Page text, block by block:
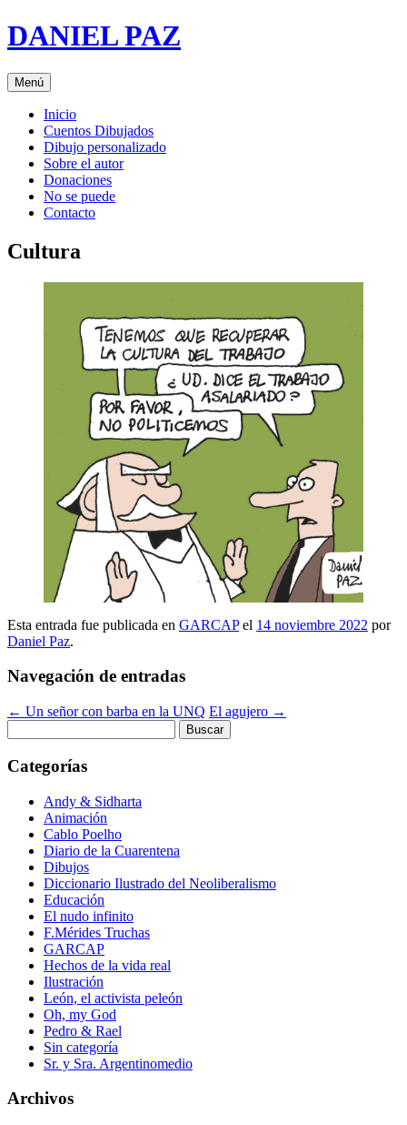
Saltar
al
DANIEL PAZ
Menú
Inicio
Cuentos Dibujados
Dibujo personalizado
Sobre el autor
Donaciones
No se puede
Contacto
Cultura
Esta entrada fue publicada en GARCAPel 14 noviembre 2022 por
Daniel Paz.
Navegación de entradas
← Un señor con barba en la UNQ El agujero →
Categorías
Andy & Sidharta
Animación
Cablo Poelho
Diario de la Cuarentena
Dibujos
Diccionario Ilustrado del Neoliberalismo
Educación
El nudo infinito
F.Mérides Truchas
GARCAP
Hechos de la vida real
Ilustración
León, el activista peleón
Oh, my God
Pedro & Rael
Sin categoría
Sr. y Sra. Argentinomedio
Archivos